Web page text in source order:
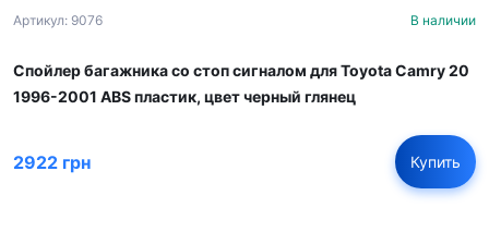
Артикул: 9076 В наличии
Спойлер багажника со стоп сигналом для Toyota Camry 20
1996-2001 ABS пластик, цвет черный глянец
2922 грн Купить